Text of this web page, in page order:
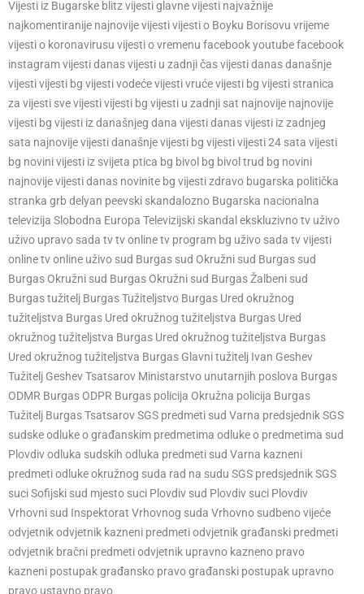
Vijesti iz Bugarske blitz vijesti glavne vijesti najvažnije
najkomentiranije najnovije vijesti vijesti o Boyku Borisovu vrijeme
vijesti o koronavirusu vijesti o vremenu facebook youtube facebook
instagram vijesti danas vijesti u zadnji čas vijesti danas današnje
vijesti vijesti bg vijesti vodeće vijesti vruće vijesti bg vijesti stranica
za vijesti sve vijesti vijesti bg vijesti u zadnji sat najnovije najnovije
vijesti bg vijesti iz današnjeg dana vijesti danas vijesti iz zadnjeg
sata najnovije vijesti današnje vijesti bg vijesti vijesti 24 sata vijesti
bg novini vijesti iz svijeta ptica bg bivol bg bivol trud bg novini
najnovije vijesti danas novinite bg vijesti zdravo bugarska politička
stranka grb delyan peevski skandalozno Bugarska nacionalna
televizija Slobodna Europa Televizijski skandal ekskluzivno tv uživo
uživo upravo sada tv tv online tv program bg uživo sada tv vijesti
online tv online uživo sud Burgas sud Okružni sud Burgas sud
Burgas Okružni sud Burgas Okružni sud Burgas Žalbeni sud
Burgas tužitelj Burgas Tužiteljstvo Burgas Ured okružnog
tužiteljstva Burgas Ured okružnog tužiteljstva Burgas Ured
okružnog tužiteljstva Burgas Ured okružnog tužiteljstva Burgas
Ured okružnog tužiteljstva Burgas Glavni tužitelj Ivan Geshev
Tužitelj Geshev Tsatsarov Ministarstvo unutarnjih poslova Burgas
ODMR Burgas ODPR Burgas policija Okružna policija Burgas
Tužitelj Burgas Tsatsarov SGS predmeti sud Varna predsjednik SGS
sudske odluke o građanskim predmetima odluke o predmetima sud
Plovdiv odluka sudskih odluka predmeti sud Varna kazneni
predmeti odluke okružnog suda rad na sudu SGS predsjednik SGS
suci Sofijski sud mjesto suci Plovdiv sud Plovdiv suci Plovdiv
Vrhovni sud Inspektorat Vrhovnog suda Vrhovno sudbeno vijeće
odvjetnik odvjetnik kazneni predmeti odvjetnik građanski predmeti
odvjetnik bračni predmeti odvjetnik upravno kazneno pravo
kazneni postupak građansko pravo građanski postupak upravno
pravo ustavno pravo